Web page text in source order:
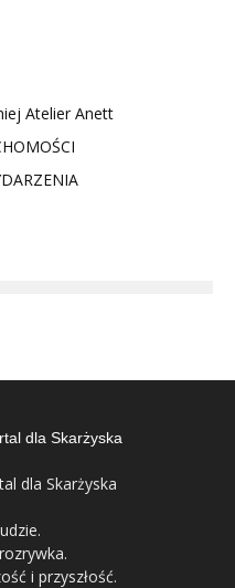
Atelier Anett
dla Skarżyska
i przyszłość.